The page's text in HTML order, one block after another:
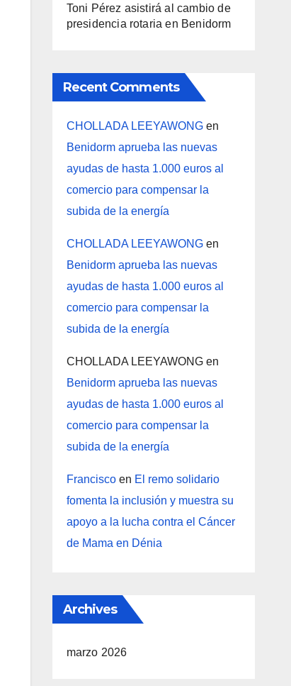
Toni Pérez asistirá al cambio de
presidencia rotaria en Benidorm
Recent Comments
CHOLLADA LEEYAWONGen
Benidorm aprueba las nuevas
ayudas de hasta 1.000 euros al
comercio para compensar la
subida de la energía
CHOLLADA LEEYAWONGen
Benidorm aprueba las nuevas
ayudas de hasta 1.000 euros al
comercio para compensar la
subida de la energía
CHOLLADA LEEYAWONGen
Benidorm aprueba las nuevas
ayudas de hasta 1.000 euros al
comercio para compensar la
subida de la energía
Franciscoen El remo solidario
fomenta la inclusión y muestra su
apoyo a la lucha contra el Cáncer
de Mama en Dénia
Archives
marzo 2026